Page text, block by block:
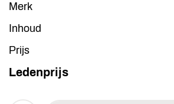
Merk
Inhoud
Prijs
Ledenprijs